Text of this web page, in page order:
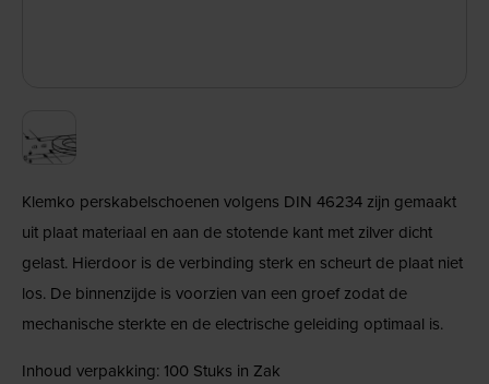
Klemko perskabelschoenen volgens DIN 46234 zijn gemaakt
uit plaat materiaal en aan de stotende kant met zilver dicht
gelast. Hierdoor is de verbinding sterk en scheurt de plaat niet
los. De binnenzijde is voorzien van een groef zodat de
mechanische sterkte en de electrische geleiding optimaal is.
Inhoud verpakking: 100 Stuks in Zak